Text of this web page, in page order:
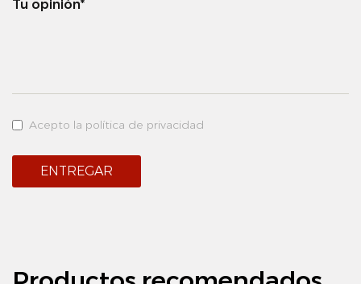
Tu opinión*
Acepto la política de privacidad
ENTREGAR